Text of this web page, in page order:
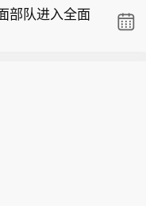
。
部队进入全面